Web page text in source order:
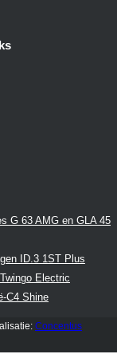
G 63 AMG en GLA 45
ID.3 1ST Plus
Electric
C4 Shine
Concentus